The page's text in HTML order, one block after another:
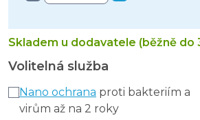
Skladem u dodavatele (běžně do
Volitelná služba
Nano ochrana proti bakteriím a
virům až na 2 roky